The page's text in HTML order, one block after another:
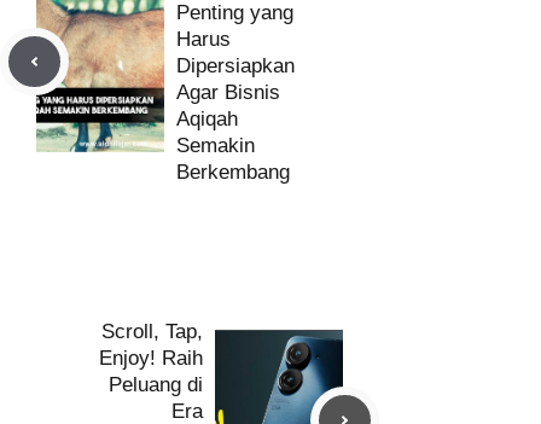
Penting yang
Harus
Dipersiapkan
Agar Bisnis
Aqiqah
Semakin
Berkembang
Scroll, Tap,
Enjoy! Raih
Peluang di
Era